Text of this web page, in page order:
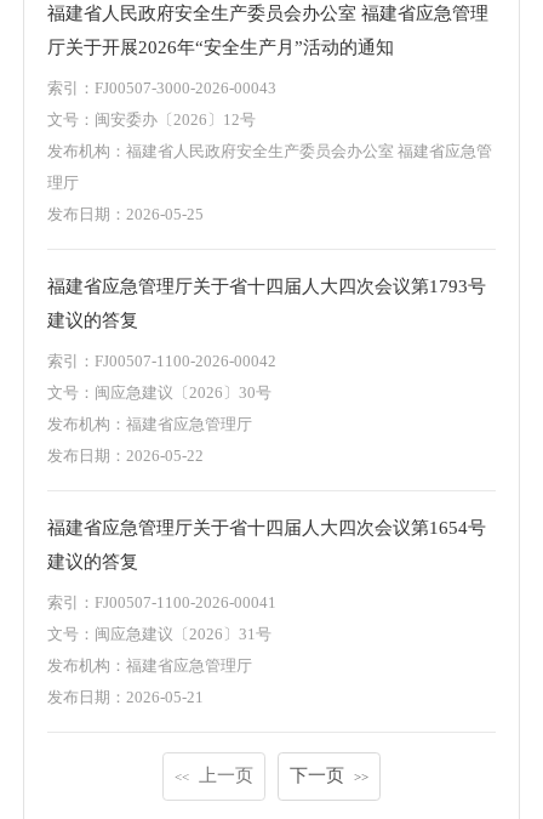
福建省人民政府安全生产委员会办公室 福建省应急管理
厅关于开展2026年“安全生产月”活动的通知
索引：FJ00507-3000-2026-00043
文号：闽安委办〔2026〕12号
发布机构：福建省人民政府安全生产委员会办公室 福建省应急管
理厅
发布日期：2026-05-25
福建省应急管理厅关于省十四届人大四次会议第1793号
建议的答复
索引：FJ00507-1100-2026-00042
文号：闽应急建议〔2026〕30号
发布机构：福建省应急管理厅
发布日期：2026-05-22
福建省应急管理厅关于省十四届人大四次会议第1654号
建议的答复
索引：FJ00507-1100-2026-00041
文号：闽应急建议〔2026〕31号
发布机构：福建省应急管理厅
发布日期：2026-05-21
<< 上一页 下一页 >>